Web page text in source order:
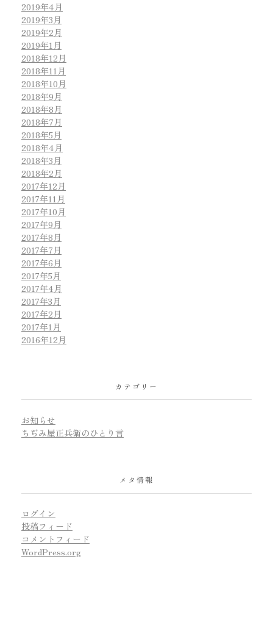
2019年4月
2019年3月
2019年2月
2019年1月
2018年12月
2018年11月
2018年10月
2018年9月
2018年8月
2018年7月
2018年5月
2018年4月
2018年3月
2018年2月
2017年12月
2017年11月
2017年10月
2017年9月
2017年8月
2017年7月
2017年6月
2017年5月
2017年4月
2017年3月
2017年2月
2017年1月
2016年12月
カテゴリー
お知らせ
ちぢみ屋正兵衛のひとり言
メタ情報
ログイン
投稿フィード
コメントフィード
WordPress.org